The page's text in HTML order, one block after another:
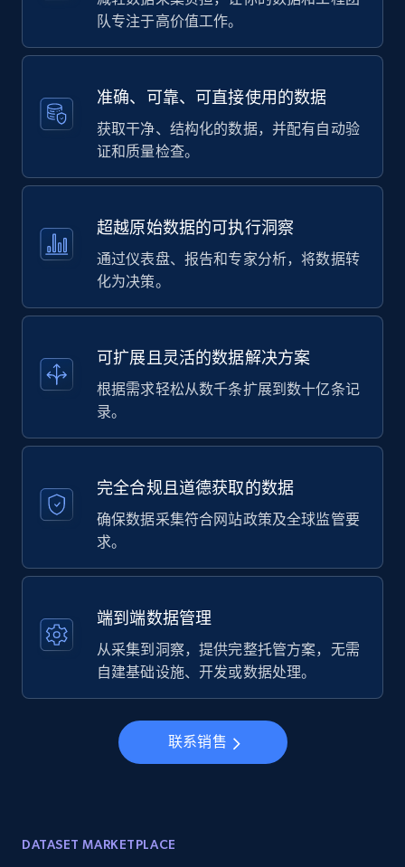
队专注于高价值工作。
准确、可靠、可直接使用的数据
获取干净、结构化的数据，并配有自动验
证和质量检查。
超越原始数据的可执行洞察
通过仪表盘、报告和专家分析，将数据转
化为决策。
可扩展且灵活的数据解决方案
根据需求轻松从数千条扩展到数十亿条记
录。
完全合规且道德获取的数据
确保数据采集符合网站政策及全球监管要
求。
端到端数据管理
从采集到洞察，提供完整托管方案，无需
自建基础设施、开发或数据处理。
联系销售
DATASET MARKETPLACE